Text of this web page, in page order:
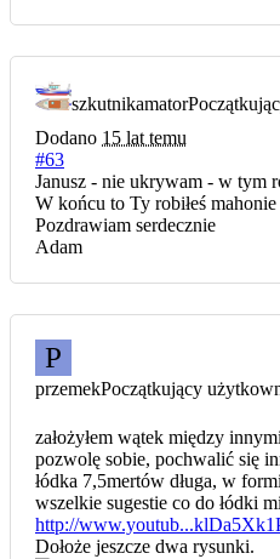
szkutnikamator
Dodano 15 lat temu
#63
Janusz - nie ukrywam - w tym
W końcu to Ty robiłeś
Pozdrawiam serdecznie
Adam
P
przemekPoczątkujący
założyłem wątek między
pozwolę sobie, pochwalić się
łódka 7,5mertów długa, w
wszelkie sugestie co do łódki
http://
Dołoże jeszcze dwa rysunki.